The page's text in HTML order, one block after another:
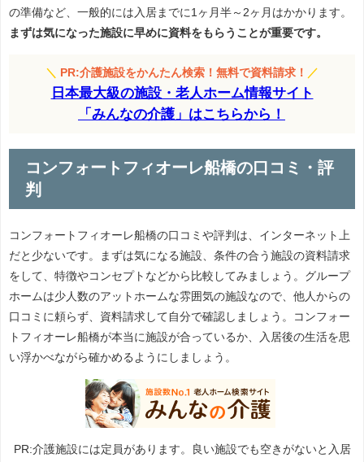
の準備など、一般的には入居までに1ヶ月半～2ヶ月はかかります。
まずは気になった施設に早めに資料をもらうことが重要です。
＼ PR:介護施設をかんたん検索！無料で資料請求！ ／
日本最大級の施設・老人ホーム情報サイト
「みんなの介護」はこちらから！
コンフォートフィオーレ船橋の口コミ・評
判
コンフォートフィオーレ船橋の口コミや評判は、インターネット上
だと少ないです。まずは気になる施設、条件の合う施設の資料請求
をして、特徴やコンセプトなどから比較してみましょう。グループ
ホームは少人数のアットホームな雰囲気の施設なので、他人からの
口コミに頼らず、資料請求して自分で確認しましょう。コンフォー
トフィオーレ船橋が本当に施設が合っているか、入居後の生活を思
い浮かべながら確かめるようにしましょう。
PR:介護施設には定員があります。良い施設でも空きがないと入居